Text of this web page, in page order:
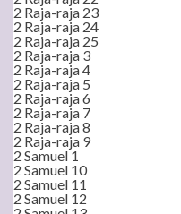
2 Raja-raja 23
2 Raja-raja 24
2 Raja-raja 25
2 Raja-raja 3
2 Raja-raja 4
2 Raja-raja 5
2 Raja-raja 6
2 Raja-raja 7
2 Raja-raja 8
2 Raja-raja 9
2 Samuel 1
2 Samuel 10
2 Samuel 11
2 Samuel 12